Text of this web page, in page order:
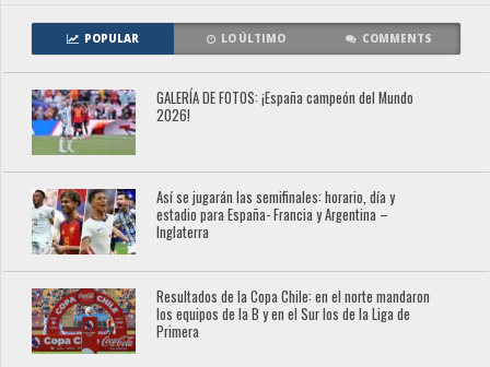
POPULAR LO ÚLTIMO COMMENTS
GALERÍA DE FOTOS: ¡España campeón del Mundo
2026!
Así se jugarán las semifinales: horario, día y
estadio para España- Francia y Argentina –
Inglaterra
Resultados de la Copa Chile: en el norte mandaron
los equipos de la B y en el Sur los de la Liga de
Primera